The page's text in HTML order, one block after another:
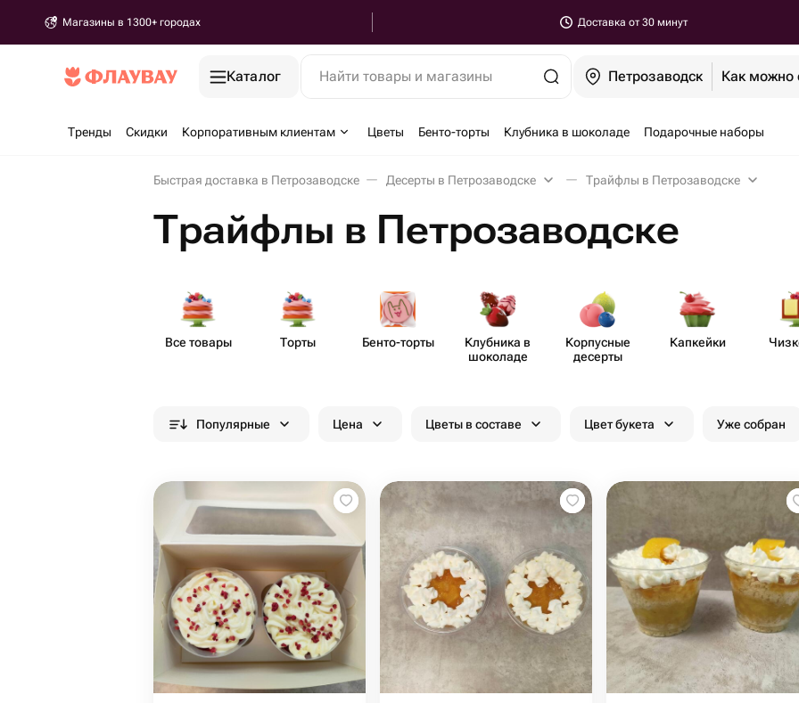
Магазины в 1300+ городах Доставка от 30 минут
Каталог Найти товары и магазины Петрозаводск Как можно
Тренды Скидки Корпоративным клиентам Цветы Бенто-торты Клубника в шоколаде Подарочные наборы
Быстрая доставка в Петрозаводске Десерты в Петрозаводске Трайфлы в Петрозаводске
Трайфлы в Петрозаводске
Все товары Торты Бенто​-торты
Клубника в
шоколаде
Корпусные
десерты
Капкейки
Популярные Цена Цветы в составе Цвет букета Уже собран